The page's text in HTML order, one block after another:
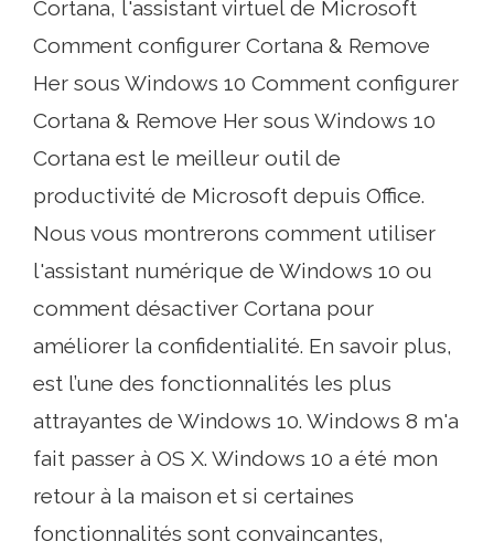
Cortana, l'assistant virtuel de Microsoft
Comment configurer Cortana & Remove
Her sous Windows 10 Comment configurer
Cortana & Remove Her sous Windows 10
Cortana est le meilleur outil de
productivité de Microsoft depuis Office.
Nous vous montrerons comment utiliser
l'assistant numérique de Windows 10 ou
comment désactiver Cortana pour
améliorer la confidentialité. En savoir plus,
est l’une des fonctionnalités les plus
attrayantes de Windows 10. Windows 8 m'a
fait passer à OS X. Windows 10 a été mon
retour à la maison et si certaines
fonctionnalités sont convaincantes,